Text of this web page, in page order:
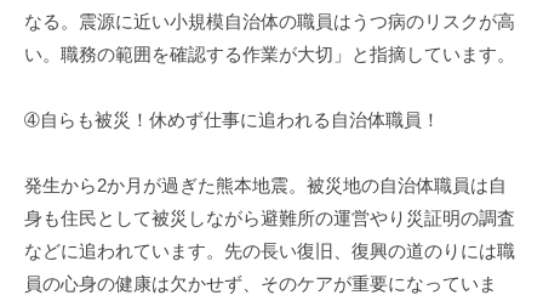
なる。震源に近い小規模自治体の職員はうつ病のリスクが高
い。職務の範囲を確認する作業が大切」と指摘しています。
➃自らも被災！休めず仕事に追われる自治体職員！
発生から2か月が過ぎた熊本地震。被災地の自治体職員は自
身も住民として被災しながら避難所の運営やり災証明の調査
などに追われています。先の長い復旧、復興の道のりには職
員の心身の健康は欠かせず、そのケアが重要になっていま